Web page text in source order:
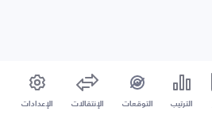
الترتيب التوقعات الإنتقالات الإعدادات